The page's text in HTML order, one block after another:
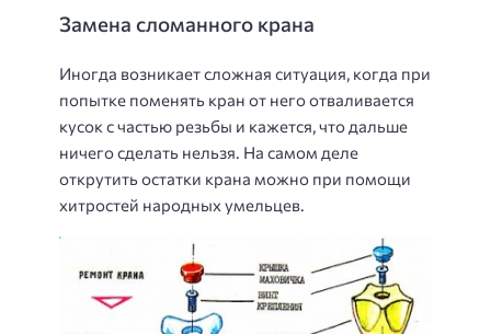
Замена сломанного крана
Иногда возникает сложная ситуация, когда при
попытке поменять кран от него отваливается
кусок с частью резьбы и кажется, что дальше
ничего сделать нельзя. На самом деле
открутить остатки крана можно при помощи
хитростей народных умельцев.